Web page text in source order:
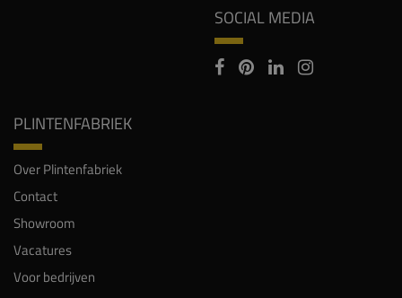
SOCIAL MEDIA
PLINTENFABRIEK
Over Plintenfabriek
Contact
Showroom
Vacatures
Voor bedrijven